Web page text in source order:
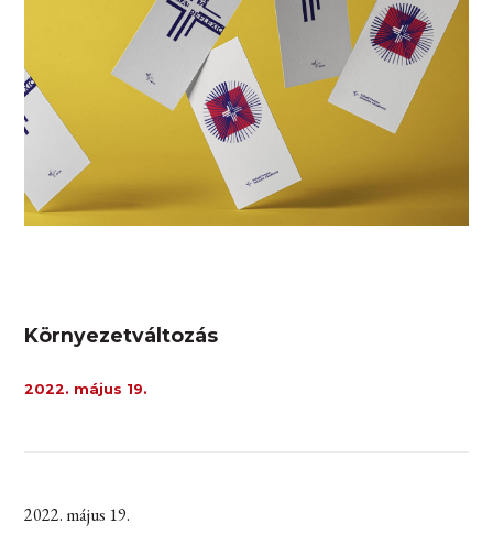
Környezetváltozás
2022. május 19.
2022. május 19.